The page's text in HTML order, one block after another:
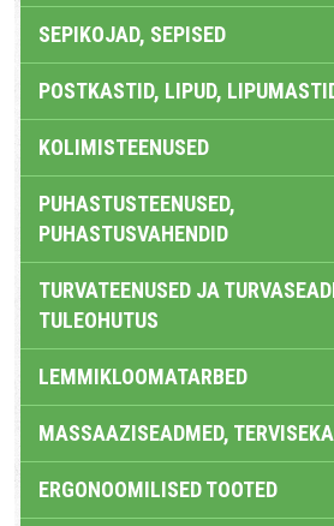
SEPIKOJAD, SEPISED
POSTKASTID, LIPUD,
KOLIMISTEENUSED
PUHASTUSTEENUSED,
PUHASTUSVAHENDID
TURVATEENUSED JA
TULEOHUTUS
LEMMIKLOOMATARBED
MASSAAZISEADMED,
ERGONOOMILISED TOOTED